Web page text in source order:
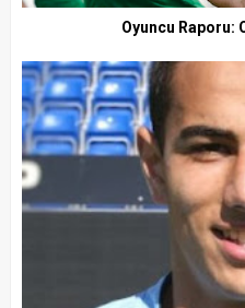
Oyuncu Raporu: